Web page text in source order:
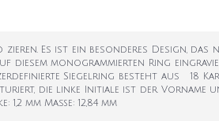
Es ist ein besonderes Design, das
monogrammierten Ring
Siegelring besteht aus 18
die linke Initiale ist der Vorname
mm Maße: 12,84 mm